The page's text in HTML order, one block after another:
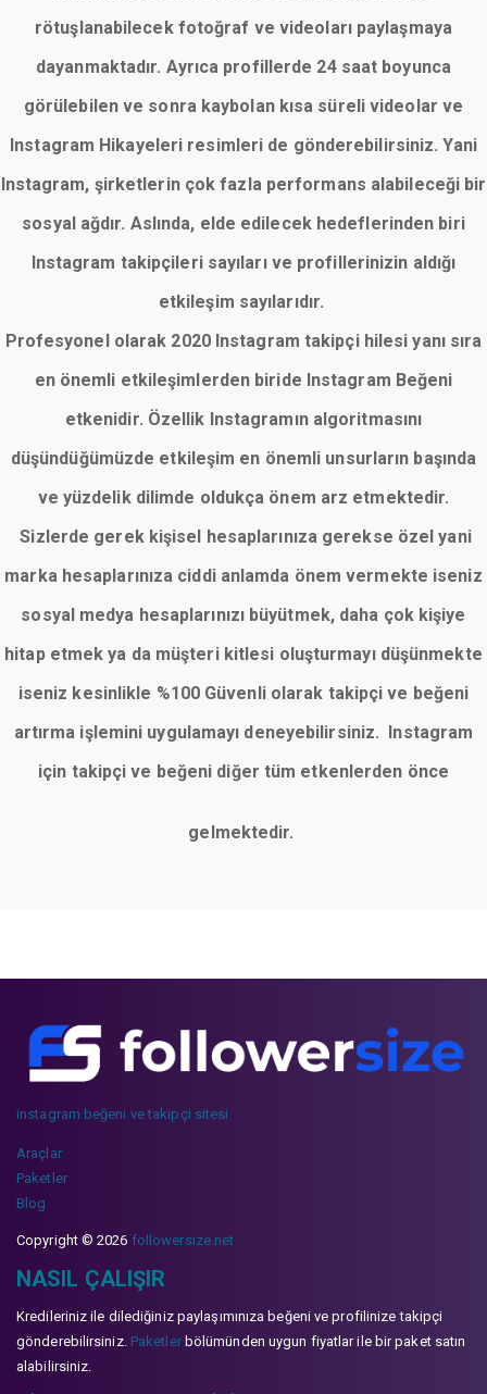
rötuşlanabilecek fotoğraf ve videoları paylaşmaya
dayanmaktadır. Ayrıca profillerde 24 saat boyunca
görülebilen ve sonra kaybolan kısa süreli videolar ve
Instagram Hikayeleri resimleri de gönderebilirsiniz. Yani
Instagram, şirketlerin çok fazla performans alabileceği bir
sosyal ağdır. Aslında, elde edilecek hedeflerinden biri
Instagram takipçileri sayıları ve profillerinizin aldığı
etkileşim sayılarıdır.
Profesyonel olarak 2020 Instagram takipçi hilesi yanı sıra
en önemli etkileşimlerden biride Instagram Beğeni
etkenidir. Özellik Instagramın algoritmasını
düşündüğümüzde etkileşim en önemli unsurların başında
ve yüzdelik dilimde oldukça önem arz etmektedir.
Sizlerde gerek kişisel hesaplarınıza gerekse özel yani
marka hesaplarınıza ciddi anlamda önem vermekte iseniz
sosyal medya hesaplarınızı büyütmek, daha çok kişiye
hitap etmek ya da müşteri kitlesi oluşturmayı düşünmekte
iseniz kesinlikle %100 Güvenli olarak takipçi ve beğeni
artırma işlemini uygulamayı deneyebilirsiniz. Instagram
için takipçi ve beğeni diğer tüm etkenlerden önce
gelmektedir.
instagram beğeni ve takipçi sitesi
Araçlar
Paketler
Blog
Copyright © 2026 followersize.net
NASIL ÇALIŞIR
Kredileriniz ile dilediğiniz paylaşımınıza beğeni ve profilinize takipçi
gönderebilirsiniz. Paketlerbölümünden uygun fiyatlar ile bir paket satın
alabilirsiniz.